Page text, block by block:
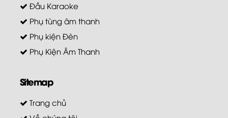
Đầu Karaoke
Phụ tùng âm thanh
Phụ kiện Đèn
Phụ Kiện Âm Thanh
Sitemap
Trang chủ